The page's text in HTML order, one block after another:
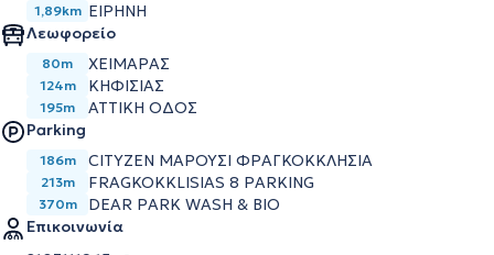
1,89km ΕΙΡΗΝΗ
Λεωφορείο
80m ΧΕΙΜΑΡΑΣ
124m ΚΗΦΙΣΙΑΣ
195m
ΑΤΤΙΚΗ ΟΔΟΣ
Parking
186m CITYZEN ΜΑΡΟΥΣΙ ΦΡΑΓΚΟΚΚΛΗΣΙΑ
213m FRAGKOKKLISIAS 8 PARKING
370m
DEAR PARK WASH & BIO
Επικοινωνία